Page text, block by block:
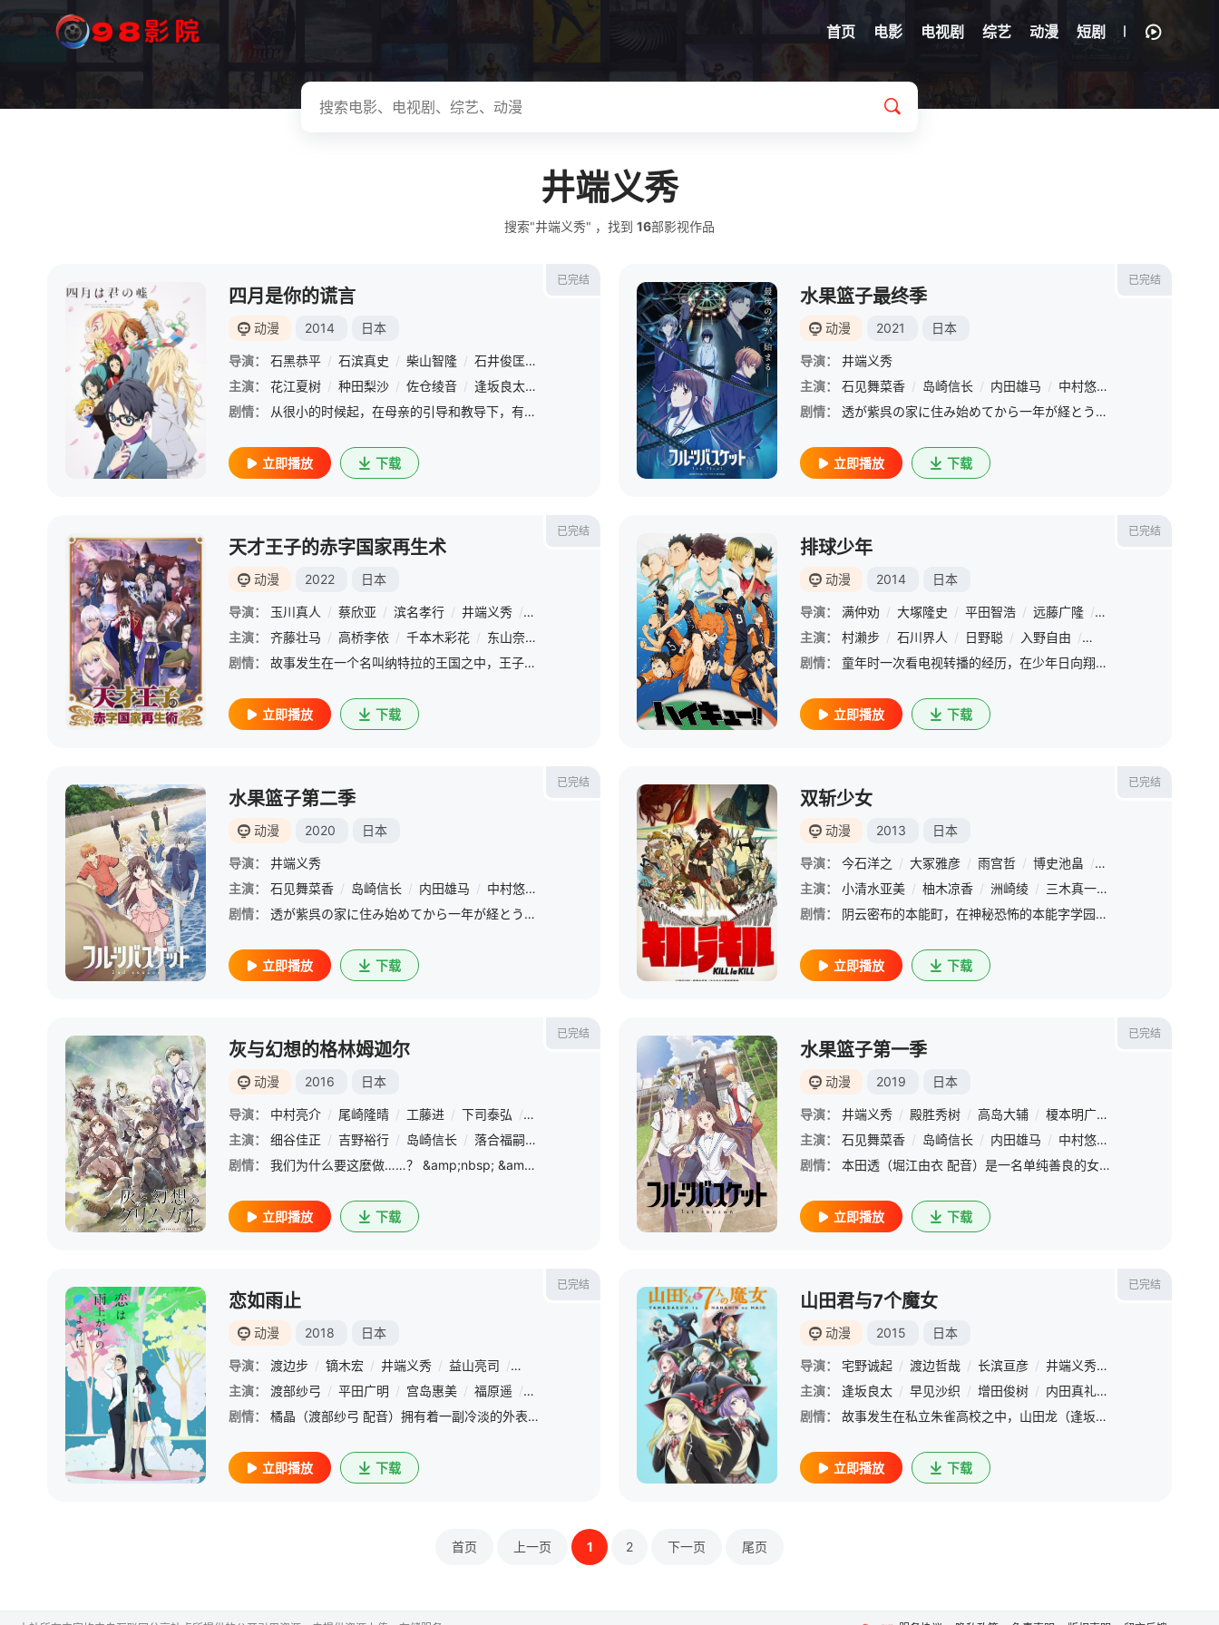
首页 电影 电视剧 综艺 动漫 短剧
井端义秀
搜索"井端义秀" ，找到 16部影视作品
已完结
四月是你的谎言
动漫 2014 日本
导演： 石黑恭平 / 石滨真史 / 柴山智隆 / 石井俊匡 / 井端义秀 / 高桥英俊 / 原田孝宏 / 中村章子 / 黑木美幸
主演：
花江夏树 / 种田梨沙 / 佐仓绫音 / 逢坂良太 / 梶裕贵 / 茅野爱衣 / 能登麻美子
剧情：
从很小的时候起，在母亲的引导和教导下，有马公生（花江夏树 配音）便将成为优秀的钢琴师当做了自己的毕生理想，一路走来，亦斩获了不少佳绩。不幸的是，在11岁那年，有马的母亲去世了，而有马亦再也无法听见自己
立即播放 下载
已完结
水果篮子最终季
动漫 2021 日本
导演：
井端义秀
主演：
石见舞菜香 / 岛崎信长 / 内田雄马 / 中村悠一
剧情：
透が紫呉の家に住み始めてから一年が経とうとしていた。 &amp;nbsp; &amp;nbsp; &amp;nbsp; &amp;nbsp; &amp;nbsp; &amp;nbsp; &amp;nbsp; &amp;nbsp; &amp;nbsp; &amp;nbsp; &amp;nb
立即播放 下载
已完结
天才王子的赤字国家再生术
动漫 2022 日本
导演： 玉川真人 / 蔡欣亚 / 滨名孝行 / 井端义秀 / 土屋浩幸 新留俊哉 / 小林公二 / 中津环
武藤信宏
主演：
齐藤壮马 / 高桥李依 / 千本木彩花 / 东山奈央 榊原优希 / 中岛由贵 / 菅生隆之 / 滨野大辉 / 大塚明夫 / 能登麻美子 / 木岛隆一
剧情：
故事发生在一个名叫纳特拉的王国之中，王子维恩（齐藤壮马 配音）在父亲病倒之后，终于独自一人肩负起了治理整个国家的重任。纳特拉实在是太过于弱小了，每天都在遭受周边强国的霸凌和侵略，维恩既没有足够的钱来整
立即播放 下载
已完结
排球少年
动漫 2014 日本
导演： 满仲劝 / 大塚隆史 / 平田智浩 / 远藤广隆 / 平向智子
主演：
村濑步 / 石川界人 / 日野聪 / 入野自由 / 林勇
剧情：
童年时一次看电视转播的经历，在少年日向翔阳（村濑步 配音）的心中种下了排球的种子。他在初中时代是排球部的主将，可是人丁寥落的排球部始终没有起色，唯一一场比赛也以惨败告终。在此之后，他终于如愿考入梦寐以
立即播放 下载
已完结
水果篮子第二季
动漫 2020 日本
导演：
井端义秀
主演：
石见舞菜香 / 岛崎信长 / 内田雄马 / 中村悠一 佐藤聪美 / 钉宫理惠 / 潘惠美 / 古川慎 / 兴津和幸 / 樱井孝宏 / 坂本真绫
剧情：
透が紫呉の家に住み始めてから一年が経とうとしていた。 &amp;nbsp; &amp;nbsp; &amp;nbsp; &amp;nbsp; &amp;nbsp; &amp;nbsp; &amp;nbsp; &amp;nbsp; &amp;nbsp; &amp;nbsp; &amp;nb
立即播放 下载
已完结
双斩少女
动漫 2013 日本
导演： 今石洋之 / 大冢雅彦 / 雨宫哲 / 博史池畠 / 小林宽
主演：
小清水亚美 / 柚木凉香 / 洲崎绫 / 三木真一郎
剧情：
阴云密布的本能町，在神秘恐怖的本能字学园，高高在上的学生会长鬼龙院皋月（柚木凉香 配音）只手遮天，她通过“极制服”统领校内的学生，极制服由所佩戴的星星数量分级，级别越高拥有的战斗力就越强。这一天，一个
立即播放 下载
已完结
灰与幻想的格林姆迦尔
动漫 2016 日本
导演： 中村亮介 / 尾崎隆晴 / 工藤进 / 下司泰弘 / 井端义秀 柴山智隆 / 大和直道 / 西村博昭 飞田刚 / 原英和 / 三上喜子 /
山内东生雄
主演：
细谷佳正 / 吉野裕行 / 岛崎信长 / 落合福嗣 / 照井春佳 / 安济知佳 / 关智一 / 浪川大辅 / 安元洋贵 / 能登麻美子 / 野岛健儿 / 杉田智和
剧情：
我们为什么要这麼做……？ &amp;nbsp; &amp;nbsp; &amp;nbsp; &amp;nbsp; &amp;nbsp; &amp;nbsp; &amp;nbsp; &amp;nbsp; &amp;nbsp; &amp;nbsp; &amp;nbsp; &amp;nbsp; &amp;nb
立即播放 下载
已完结
水果篮子第一季
动漫 2019 日本
导演： 井端义秀 / 殿胜秀树 / 高岛大辅 / 榎本明广 /
主演：
石见舞菜香 / 岛崎信长 / 内田雄马 / 中村悠一
剧情：
本田透（堀江由衣 配音）是一名单纯善良的女子高中生。母亲过世后，无处可去的她在误打误撞之中住进了校草草摩由希（久川绫 配音）的家中。草摩由希家里有十二口人，很快，本田透就发现了他们身上的秘密。原来，草
立即播放 下载
已完结
恋如雨止
动漫 2018 日本
导演： 渡边步 / 镝木宏 / 井端义秀 / 益山亮司 / 赤松康裕 河野亚矢子 / 安藤良
主演：
渡部纱弓 / 平田广明 / 宫岛惠美 / 福原遥 / 池田纯矢 / 金井美香 / 矢部雅史 竹内顺子 / 茂吕田和江 / 泽城千春 / 宫本充
剧情：
橘晶（渡部纱弓 配音）拥有着一副冷淡的外表，内心里却是和外表极不相称的天真和单纯。橘曾经是学校田径队的种子选手，却因为种种意外而选择了退出。之后，橘来到了名为“GARDEN”的家庭餐馆打工，餐馆的老板
立即播放 下载
已完结
山田君与7个魔女
动漫 2015 日本
导演： 宅野诚起 / 渡边哲哉 / 长滨亘彦 / 井端义秀 /
主演：
逢坂良太 / 早见沙织 / 增田俊树 / 内田真礼 /
剧情：
故事发生在私立朱雀高校之中，山田龙（逢坂良太 配音）是校园中有名的不良少年，同学老师们看见他恨不得绕着道走，而山田龙本人亦对无聊束缚的校园生活深恶痛绝。某日，一场意外竟然让他和优等生白石丽（早见沙织
立即播放 下载
首页 上一页 1 2 下一页 尾页